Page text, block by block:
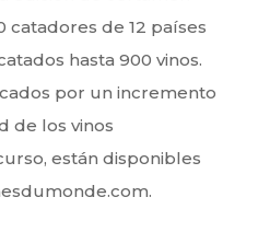
catadores de 12 países
hasta 900 vinos.
por un incremento
de los vinos
están disponibles